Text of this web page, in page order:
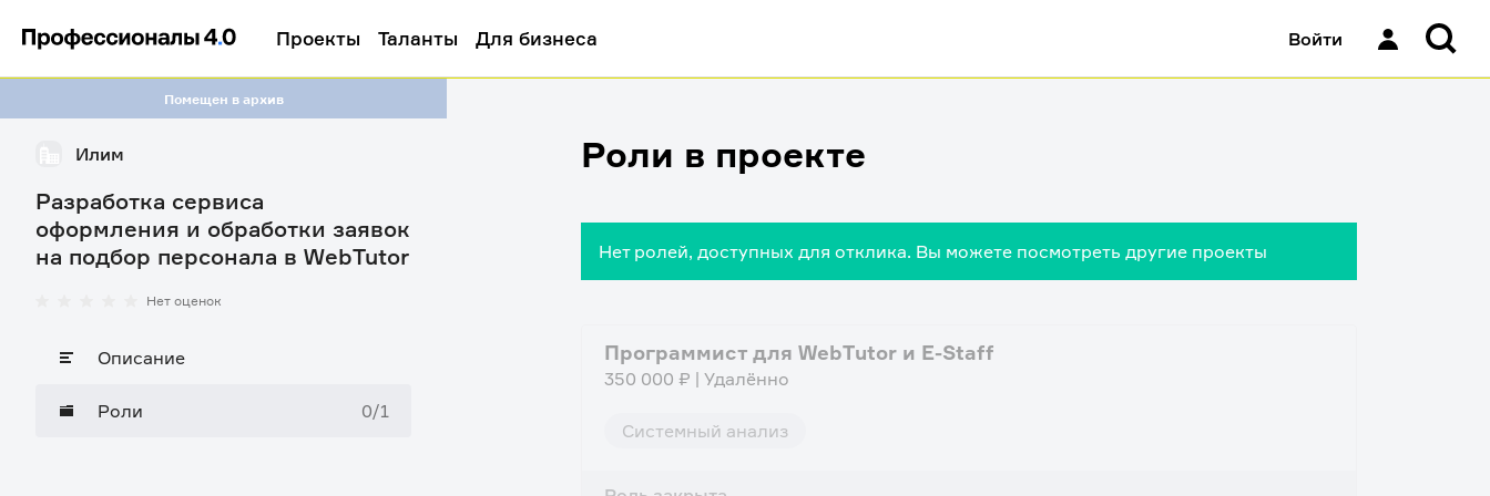
Проекты Таланты Для бизнеса Войти
Помещен в архив
Илим
Разработка сервиса
оформления и обработки заявок
на подбор персонала в WebTutor
Нет оценок
Описание
Роли 0/1
Роли в проекте
Нет ролей, доступных для отклика. Вы можете посмотреть другие проекты
Программист для WebTutor и E-Staff
350 000 ₽ | Удалённо
Системный анализ